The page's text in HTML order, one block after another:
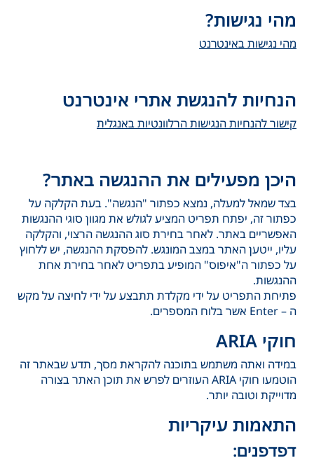
מהי נגישות?
מהי נגישות באינטרנט
הנחיות להנגשת אתרי אינטרנט
קישור להנחיות הנגישות הרלוונטיות באנגלית
היכן מפעילים את ההנגשה באתר?
בצד שמאל למעלה, נמצא כפתור "הנגשה". בעת הקלקה על
כפתור זה, יפתח תפריט המציע לגולש את מגוון סוגי ההנגשות
האפשריים באתר. לאחר בחירת סוג ההנגשה הרצוי, והקלקה
עליו, ייטען האתר במצב המונגש. להפסקת ההנגשה, יש ללחוץ
על כפתור ה"איפוס" המופיע בתפריט לאחר בחירת אחת
ההנגשות.
פתיחת התפריט על ידי מקלדת תתבצע על ידי לחיצה על מקש
ה – Enter אשר בלוח המספרים.
חוקי ARIA
במידה ואתה משתמש בתוכנה להקראת מסך, תדע שבאתר זה
הוטמעו חוקי ARIA העוזרים לפרש את תוכן האתר בצורה
מדוייקת וטובה יותר.
התאמות עיקריות
דפדפנים: